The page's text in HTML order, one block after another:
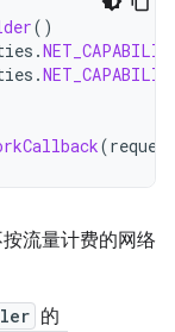
()
.
.
(request
流量计费的网络
的